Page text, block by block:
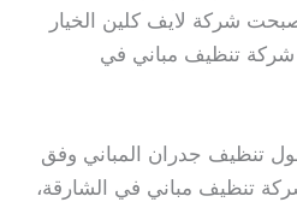
شركة لايف كلين الخيار
تنظيف مباني في
تنظيف جدران المباني وفق
تنظيف مباني في الشارقة،